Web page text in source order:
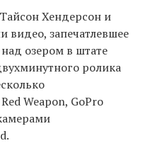
Хендерсон и
видео, запечатлевшее
озером в штате
ролика
Weapon, GoPro